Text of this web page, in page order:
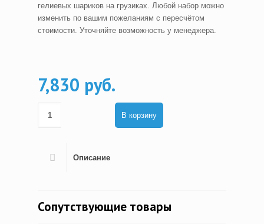
гелиевых шариков на грузиках. Любой набор можно
изменить по вашим пожеланиям с пересчётом
стоимости. Уточняйте возможность у менеджера.
7,830 руб.
В корзину
Описание
Сопутствующие товары